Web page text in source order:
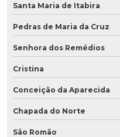
Santa Maria de Itabira
Pedras de Maria da Cruz
Senhora dos Remédios
Cristina
Conceição da Aparecida
Chapada do Norte
São Romão